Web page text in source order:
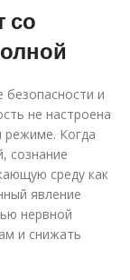
со
и
не настроена
Когда
сознание
среду как
явление
нервной
и снижать